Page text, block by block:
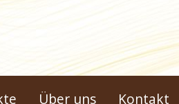
Über uns Kontakt